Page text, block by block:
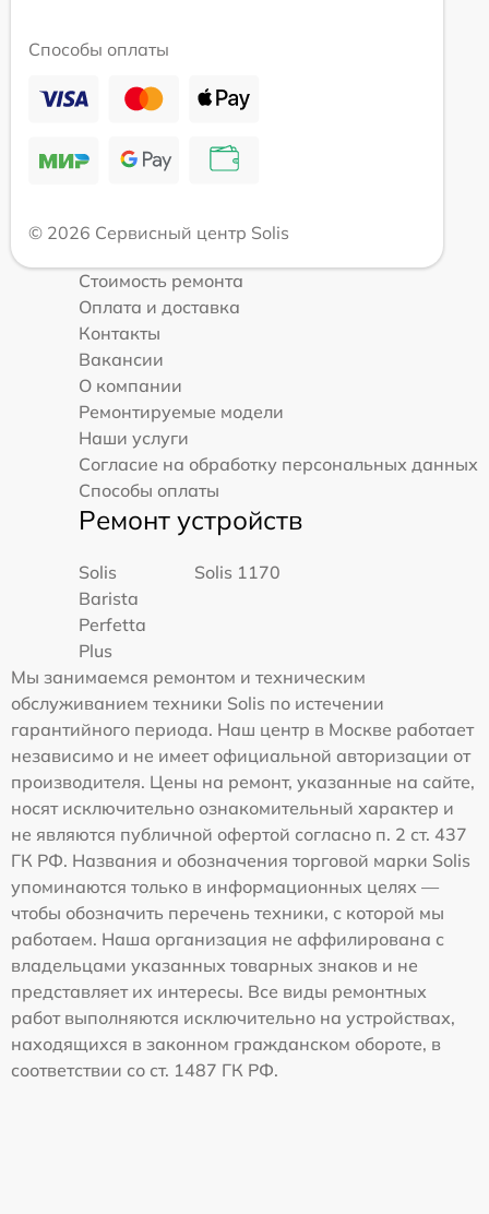
Способы оплаты
© 2026 Сервисный центр Solis
Стоимость ремонта
Оплата и доставка
Контакты
Вакансии
О компании
Ремонтируемые модели
Наши услуги
Согласие на обработку персональных данных
Способы оплаты
Ремонт устройств
Solis
Barista
Perfetta
Plus
Solis 1170
Мы занимаемся ремонтом и техническим
обслуживанием техники Solis по истечении
гарантийного периода. Наш центр в Москве работает
независимо и не имеет официальной авторизации от
производителя. Цены на ремонт, указанные на сайте,
носят исключительно ознакомительный характер и
не являются публичной офертой согласно п. 2 ст. 437
ГК РФ. Названия и обозначения торговой марки Solis
упоминаются только в информационных целях —
чтобы обозначить перечень техники, с которой мы
работаем. Наша организация не аффилирована с
владельцами указанных товарных знаков и не
представляет их интересы. Все виды ремонтных
работ выполняются исключительно на устройствах,
находящихся в законном гражданском обороте, в
соответствии со ст. 1487 ГК РФ.